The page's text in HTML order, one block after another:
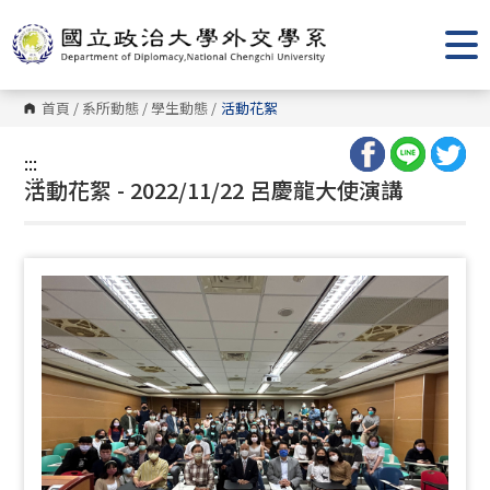
到
主
要
內
容
區 首頁 / 系所動態 /學生動態 / 活動花絮
:::
:::
活動花絮 - 2022/11/22 呂慶龍大使演講